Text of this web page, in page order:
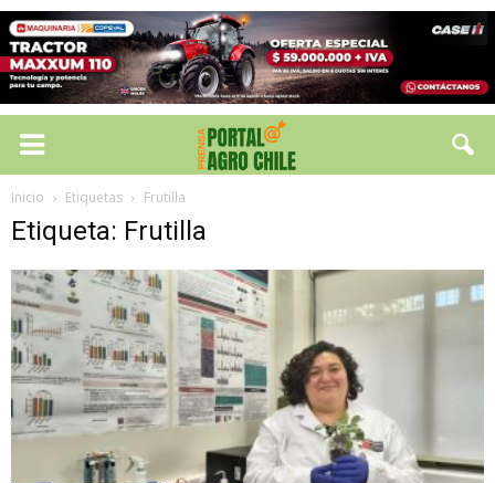
Inicio Etiquetas Frutilla
Etiqueta: Frutilla